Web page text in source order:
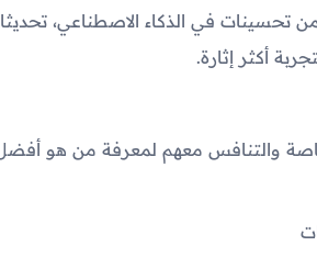
في الذكاء الاصطناعي،
أكثر إثارة.
والتنافس معهم لمعرفة من هو